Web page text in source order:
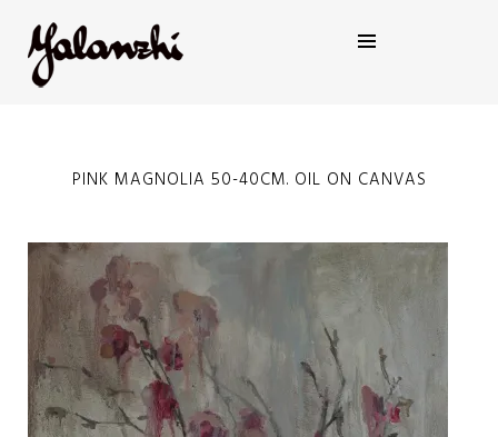
Y A L A N Z H I
Y U L Y A
PINK MAGNOLIA 50-40CM. OIL ON CANVAS